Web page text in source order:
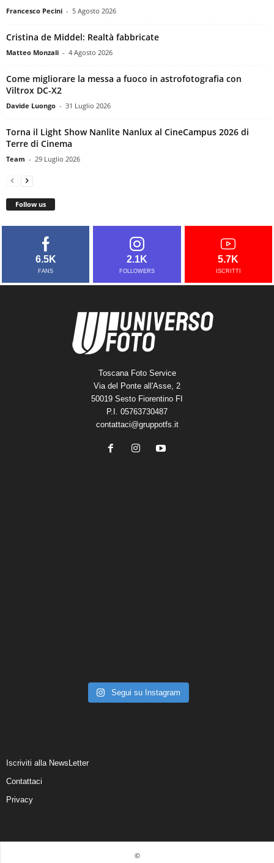
Francesco Pecini - 5 Agosto 2026
Cristina de Middel: Realtà fabbricate
Matteo Monzali - 4 Agosto 2026
Come migliorare la messa a fuoco in astrofotografia con
Viltrox DC-X2
Davide Luongo - 31 Luglio 2026
Torna il Light Show Nanlite Nanlux al CineCampus 2026 di
Terre di Cinema
Team - 29 Luglio 2026
Follow us
6.5K
FANS
2.1K
FOLLOWERS
5.7K
ISCRITTI
Toscana Foto Service
Via del Ponte all'Asse, 2
50019 Sesto Fiorentino FI
P.I. 05763730487
contattaci@gruppotfs.it
Segui su Instagram
Iscriviti alla NewsLetter
Contattaci
Privacy
©